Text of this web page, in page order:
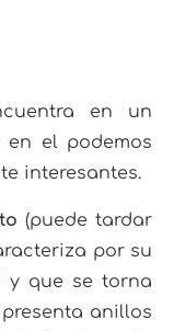
en un
el podemos
interesantes.
(puede tardar
por su
y que se torna
anillos